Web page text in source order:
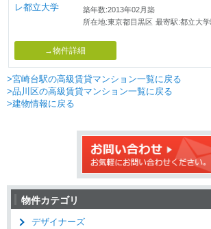
築年数:2013年02月築
所在地:東京都目黒区 最寄駅:都立大
→物件詳細
>宮崎台駅の高級賃貸マンション一覧に戻る
>品川区の高級賃貸マンション一覧に戻る
>建物情報に戻る
物件カテゴリ
デザイナーズ